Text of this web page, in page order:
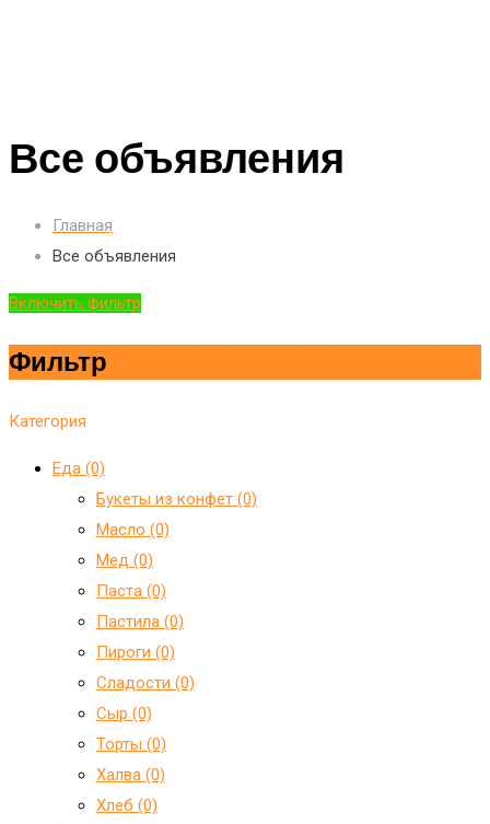
Все объявления
Главная
Все объявления
Включить фильтр
Фильтр
Категория
Еда (0)
Букеты из конфет (0)
Масло (0)
Мед (0)
Паста (0)
Пастила (0)
Пироги (0)
Сладости (0)
Сыр (0)
Торты (0)
Халва (0)
Хлеб (0)